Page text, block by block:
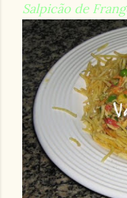
Salpicão de